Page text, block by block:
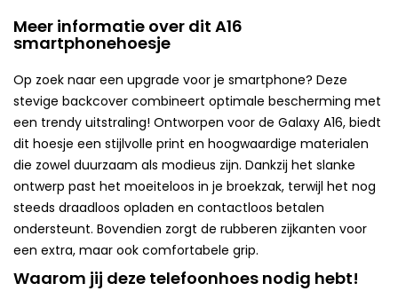
Meer informatie over dit A16
smartphonehoesje
Op zoek naar een upgrade voor je smartphone? Deze
stevige backcover combineert optimale bescherming met
een trendy uitstraling! Ontworpen voor de Galaxy A16, biedt
dit hoesje een stijlvolle print en hoogwaardige materialen
die zowel duurzaam als modieus zijn. Dankzij het slanke
ontwerp past het moeiteloos in je broekzak, terwijl het nog
steeds draadloos opladen en contactloos betalen
ondersteunt. Bovendien zorgt de rubberen zijkanten voor
een extra, maar ook comfortabele grip.
Waarom jij deze telefoonhoes nodig hebt!